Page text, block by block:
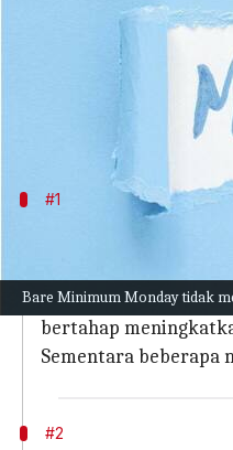
Bare Minimum Monday tidak
Ucapkan selamat
Menciptakan kesan
yang meningkatkan
#1
Senin diam-diam
Jadi, menganut
bertahap
Sementara beberapa
#2